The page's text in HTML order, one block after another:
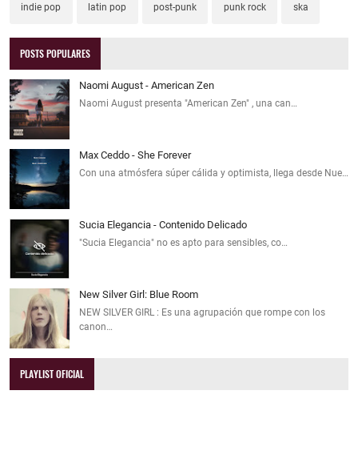
indie pop latin pop post-punk punk rock ska
POSTS POPULARES
Naomi August - American Zen
Naomi August presenta "American Zen" , una can…
Max Ceddo - She Forever
Con una atmósfera súper cálida y optimista, llega desde Nue…
Sucia Elegancia - Contenido Delicado
"Sucia Elegancia" no es apto para sensibles, co…
New Silver Girl: Blue Room
NEW SILVER GIRL : Es una agrupación que rompe con los
canon…
PLAYLIST OFICIAL